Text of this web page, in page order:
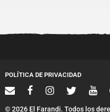
POLÍTICA DE PRIVACIDAD
© 2026 El Farandi. Todos los